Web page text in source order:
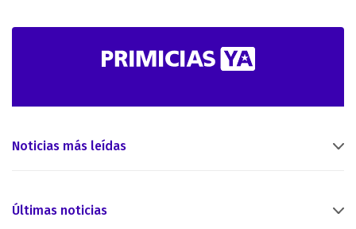
Noticias más leídas
Últimas noticias